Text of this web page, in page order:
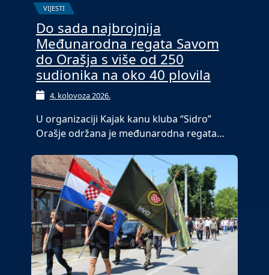
VIJESTI
Do sada najbrojnija
Međunarodna regata Savom
do Orašja s više od 250
sudionika na oko 40 plovila
4. kolovoza 2026.
U organizaciji Kajak kanu kluba “Sidro”
Orašje održana je međunarodna regata…